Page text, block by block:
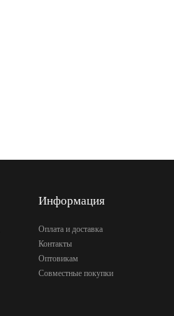
Информация
Оплата и доставка
Контакты
Оптовикам
Совместные покупки